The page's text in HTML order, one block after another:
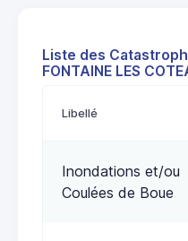
Liste des
FONTAINE LES
Libellé
Inondations et/ou
Coulées de Boue